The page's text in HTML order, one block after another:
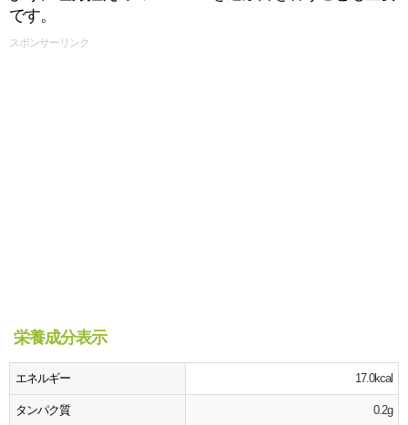
です。
スポンサーリンク
栄養成分表示
エネルギー 17.0kcal
タンパク質 0.2g